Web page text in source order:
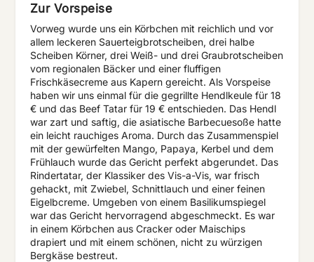
Zur Vorspeise
Vorweg wurde uns ein Körbchen mit reichlich und vor
allem leckeren Sauerteigbrotscheiben, drei halbe
Scheiben Körner, drei Weiß- und drei Graubrotscheiben
vom regionalen Bäcker und einer fluffigen
Frischkäsecreme aus Kapern gereicht. Als Vorspeise
haben wir uns einmal für die gegrillte Hendlkeule für 18
€ und das Beef Tatar für 19 € entschieden. Das Hendl
war zart und saftig, die asiatische Barbecuesoße hatte
ein leicht rauchiges Aroma. Durch das Zusammenspiel
mit der gewürfelten Mango, Papaya, Kerbel und dem
Frühlauch wurde das Gericht perfekt abgerundet. Das
Rindertatar, der Klassiker des Vis-a-Vis, war frisch
gehackt, mit Zwiebel, Schnittlauch und einer feinen
Eigelbcreme. Umgeben von einem Basilikumspiegel
war das Gericht hervorragend abgeschmeckt. Es war
in einem Körbchen aus Cracker oder Maischips
drapiert und mit einem schönen, nicht zu würzigen
Bergkäse bestreut.